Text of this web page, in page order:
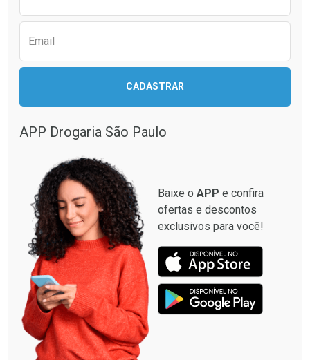
Email
CADASTRAR
APP Drogaria São Paulo
Baixe o APP e confira
ofertas e descontos
exclusivos para você!